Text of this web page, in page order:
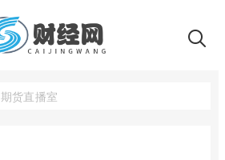
期货直播室